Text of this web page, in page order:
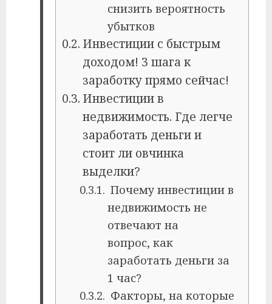
снизить вероятность
убытков
Инвестиции с быстрым
доходом! 3 шага к
заработку прямо сейчас!
Инвестиции в
недвижимость. Где легче
заработать деньги и
стоит ли овчинка
выделки?
Почему инвестиции в
недвижимость не
отвечают на
вопрос, как
заработать деньги за
1 час?
Факторы, на которые